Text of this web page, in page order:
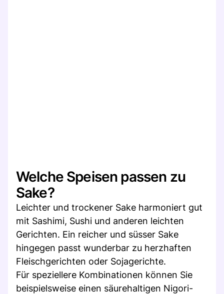
Welche Speisen passen zu
Sake?
Leichter und trockener Sake harmoniert gut
mit Sashimi, Sushi und anderen leichten
Gerichten. Ein reicher und süsser Sake
hingegen passt wunderbar zu herzhaften
Fleischgerichten oder Sojagerichte.
Für speziellere Kombinationen können Sie
beispielsweise einen säurehaltigen Nigori-